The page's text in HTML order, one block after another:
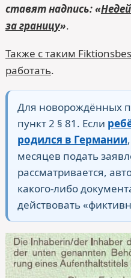
ставят надпись: «
за границу».
Также с таким
работать.
Для новорождённых
пункт 2 § 81. Если
родился в Германии
месяцев подать
рассматривается,
какого-либо
действовать